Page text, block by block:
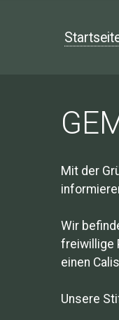
Mit der
Wir
freiwillige
einen
Unsere